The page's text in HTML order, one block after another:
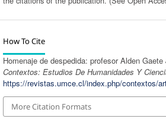
How To Cite
Homenaje de despedida: profesor Alden
Contextos: Estudios De Humanidades Y
https://revistas.umce.cl/index.php/contextos/
More Citation Formats